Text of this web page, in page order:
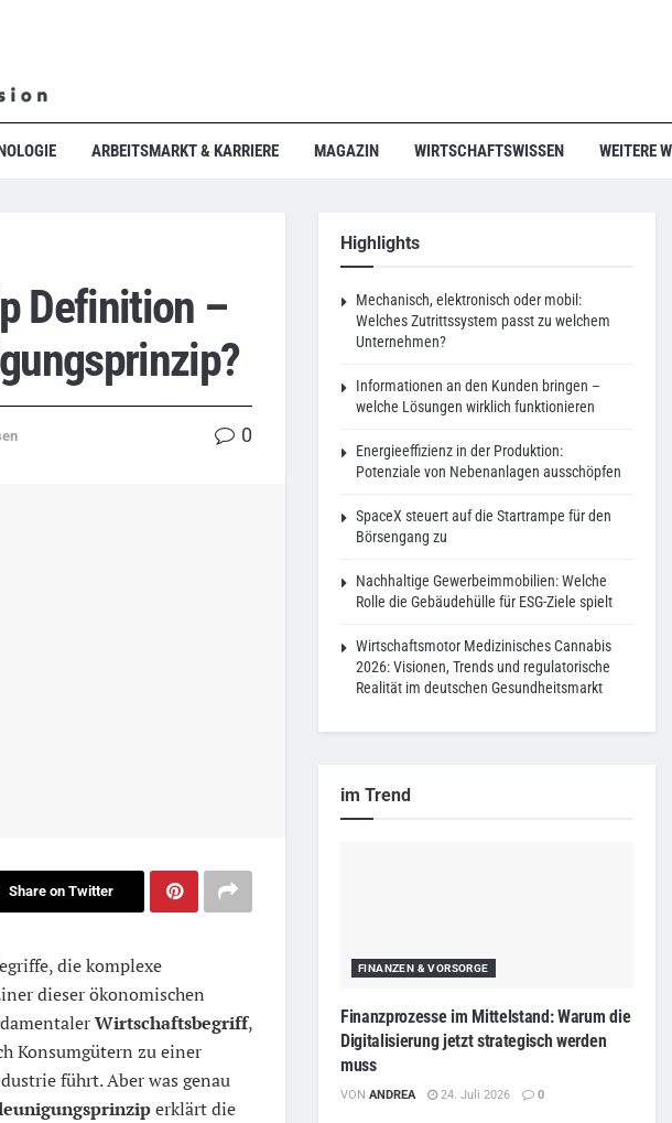
ARBEITSMARKT & KARRIERE MAGAZIN WIRTSCHAFTSWISSEN WEITERE
Definition –
0
Share on Twitter
die komplexe
dieser ökonomischen
Wirtschaftsbegriff,
Konsumgütern zu einer
führt. Aber was genau
erklärt die
Highlights
Mechanisch, elektronisch oder mobil:
Welches Zutrittssystem passt zu welchem
Unternehmen?
Informationen an den Kunden bringen –
welche Lösungen wirklich funktionieren
Energieeffizienz in der Produktion:
Potenziale von Nebenanlagen ausschöpfen
SpaceX steuert auf die Startrampe für den
Börsengang zu
Nachhaltige Gewerbeimmobilien: Welche
Rolle die Gebäudehülle für ESG-Ziele spielt
Wirtschaftsmotor Medizinisches Cannabis
2026: Visionen, Trends und regulatorische
Realität im deutschen Gesundheitsmarkt
im Trend
FINANZEN & VORSORGE
Finanzprozesse im Mittelstand: Warum die
Digitalisierung jetzt strategisch werden
muss
VON ANDREA 24. Juli 2026 0